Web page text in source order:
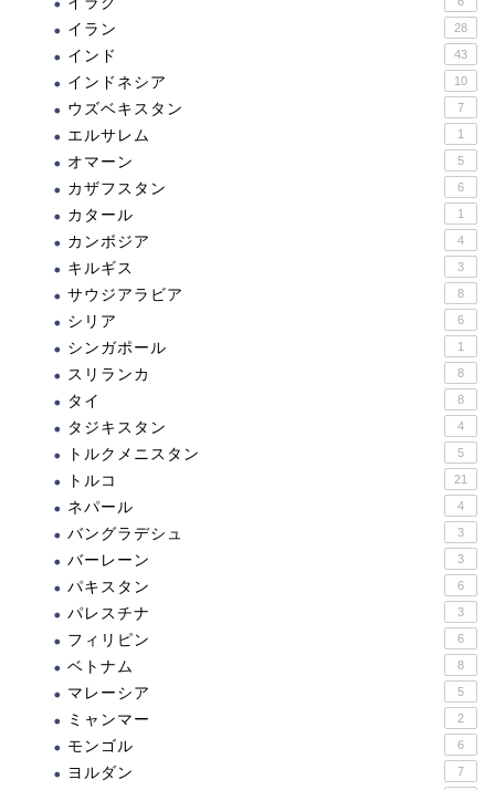
イラン 28
インド 43
インドネシア 10
ウズベキスタン 7
エルサレム 1
オマーン 5
カザフスタン 6
カタール 1
カンボジア 4
キルギス 3
サウジアラビア 8
シリア 6
シンガポール 1
スリランカ 8
タイ 8
タジキスタン 4
トルクメニスタン 5
トルコ 21
ネパール 4
バングラデシュ 3
バーレーン 3
パキスタン 6
パレスチナ 3
フィリピン 6
ベトナム 8
マレーシア 5
ミャンマー 2
モンゴル 6
ヨルダン 7